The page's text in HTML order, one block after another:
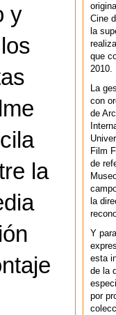
y
la
Cine
la
que
2010.
La
con
de
Film
de
la
Y
esta
de la
por